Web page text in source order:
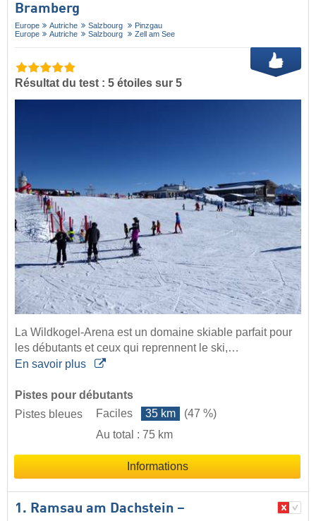
Bramberg
Europe Autriche Salzbourg
Pinzgau
Europe
Autriche Salzbourg Zell am See
Résultat du test : 5 étoiles sur 5
La Wildkogel-Arena est un domaine skiable parfait pour
les débutants et ceux qui reprennent le ski,…
En savoir plus
Pistes pour débutants
Pistes bleues
Faciles 35 km
(47 %)
Au total : 75 km
Informations
1. Ramsau am Dachstein –